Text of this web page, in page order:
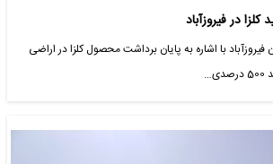
با اشاره به پایان برداشت محصول کلزا در اراضی